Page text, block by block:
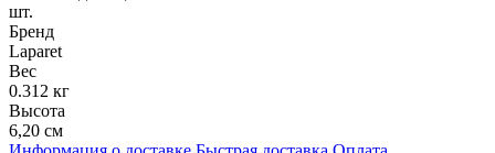
шт.
Бренд
Laparet
Вес
0.312 кг
Высота
6,20 см